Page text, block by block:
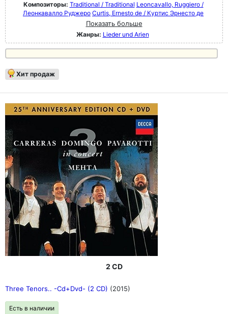
Композиторы: Traditional / Traditional Leoncavallo, Ruggiero /
Леонкавалло Руджеро Curtis, Ernesto de / Куртис Эрнесто де
Показать больше
Жанры: Lieder und Arien
Хит продаж
2 CD
Three Tenors.. -Cd+Dvd- (2 CD) (2015)
Есть в наличии